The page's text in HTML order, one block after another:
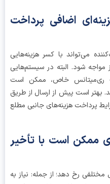
اضافی پرداخت
با کسر هزینه‌هایی
شود. البته در سیستم‌هایی
خاص، ممکن است
است پیش از ارسال از طریق
هزینه‌های جانبی مطلع
است با تأخیر
رخ دهد؛ از جمله: نیاز به